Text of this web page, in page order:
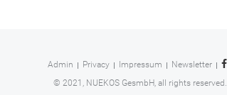
Admin Privacy Impressum
Newsletter
© 2021, NUEKOS GesmbH, all rights reserved.